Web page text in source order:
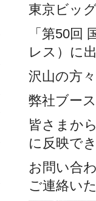
東京ビッ
「第50回
レス）に
沢山の方
弊社ブー
皆さまか
に反映で
お問い合
ご連絡い